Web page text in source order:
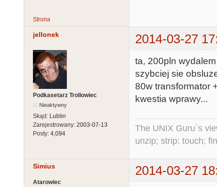
Strona
jellonek 2014-03-27
Podkasetarz Trollowiec
Nieaktywny
Skąd: Lublin
Zarejestrowany: 2003-07-13
Posty: 4,094
ta, 200pln
szybciej sie
80w transformator
kwestia wprawy...
The UNIX Guru`s
unzip; strip; touch;
Simius 2014-03-27
Atarowiec